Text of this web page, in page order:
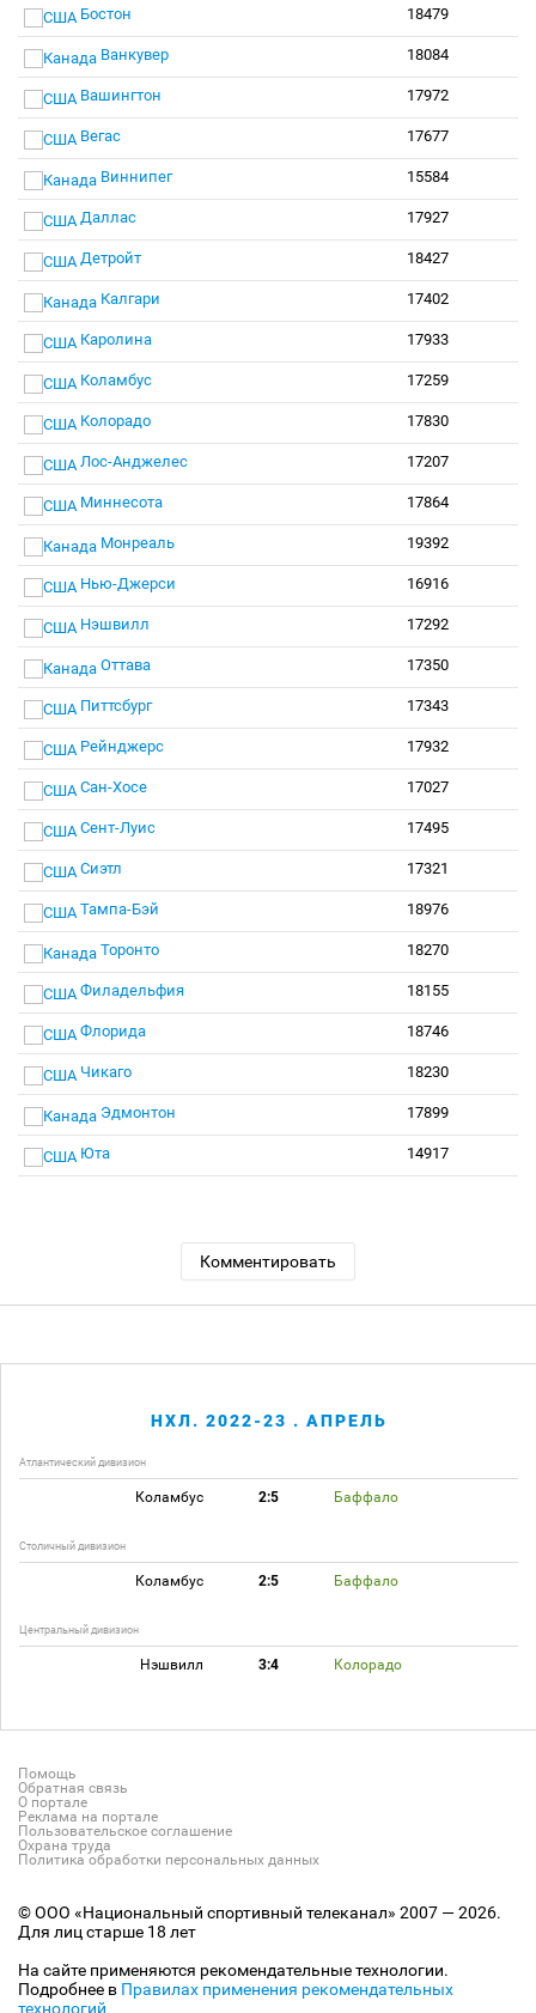
Бостон 18479
Ванкувер 18084
Вашингтон 17972
Вегас 17677
Виннипег 15584
Даллас 17927
Детройт 18427
Калгари 17402
Каролина 17933
Коламбус 17259
Колорадо 17830
Лос-Анджелес 17207
Миннесота 17864
Монреаль 19392
Нью-Джерси 16916
Нэшвилл 17292
Оттава 17350
Питтсбург 17343
Рейнджерс 17932
Сан-Хосе 17027
Сент-Луис 17495
Сиэтл 17321
Тампа-Бэй 18976
Торонто 18270
Филадельфия 18155
Флорида 18746
Чикаго 18230
Эдмонтон 17899
Юта 14917
Комментировать
НХЛ. 2022-23 . АПРЕЛЬ
Атлантический дивизион
Коламбус 2:5 Баффало
Столичный дивизион
Коламбус 2:5 Баффало
Центральный дивизион
Нэшвилл 3:4 Колорадо
Помощь
Обратная связь
О портале
Реклама на портале
Пользовательское соглашение
Охрана труда
Политика обработки персональных данных
© ООО «Национальный спортивный телеканал» 2007 — 2026.
Для лиц старше 18 лет
На сайте применяются рекомендательные технологии.
Подробнее в Правилах применения рекомендательных
технологий